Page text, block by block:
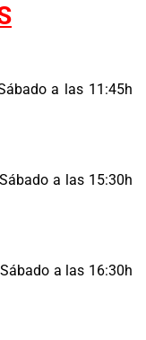
a las 11:45h
a las 15:30h
a las 16:30h